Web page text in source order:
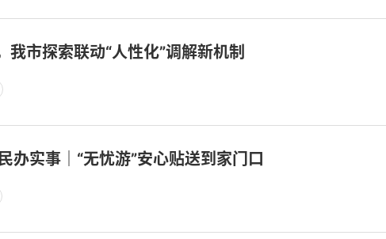
我市探索联动“人性化”调解新机制
办实事｜“无忧游”安心贴送到家门口